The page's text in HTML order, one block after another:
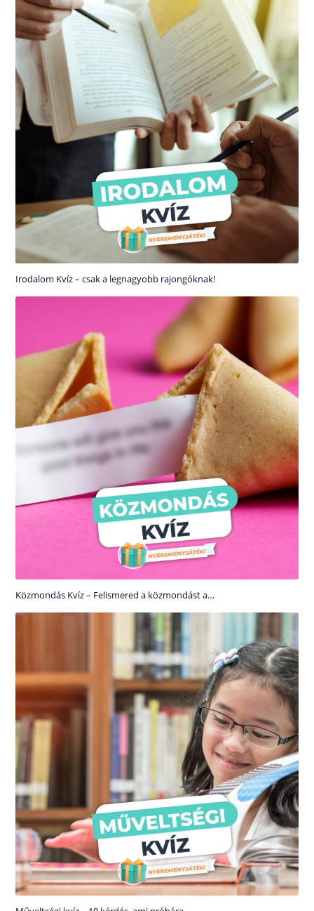
Irodalom Kvíz – csak a legnagyobb rajongóknak!
Közmondás Kvíz – Felismered a közmondást a…